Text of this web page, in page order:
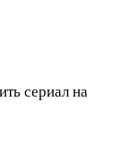
сериал на